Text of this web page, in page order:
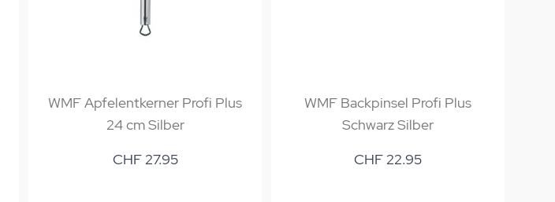
WMF Apfelentkerner Profi Plus
24 cm Silber
CHF 27.95
WMF Backpinsel Profi Plus
Schwarz Silber
CHF 22.95